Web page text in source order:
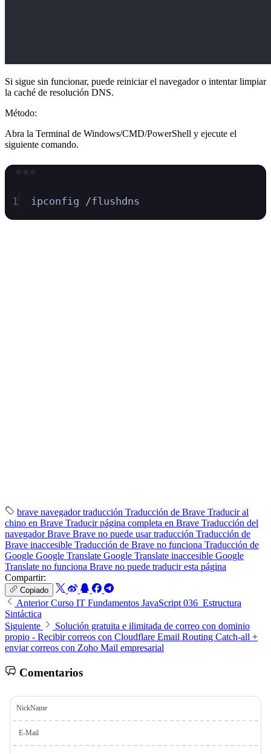
Si sigue sin funcionar, puede reiniciar el navegador o intentar limpiar
la caché de resolución DNS.
Método:
Abra la Terminal de Windows/CMD/PowerShell y ejecute el
siguiente comando.
1 ipconfig /flushdns
brave navegadortraducción Traducción de Brave Traducir al
chino en Brave Traducir página completa en Brave Traducción del
navegador Brave Brave no puede usar traducción Traducción de
Brave inaccesible Traducción de Brave no funciona Traducción de
Google Google Translate Google Translate inaccesible Google
Translate no funciona Brave no puede traducir esta página
Compartir:
Copiado
AnteriorCurso IT Fundamentos JavaScript 036_Estructura
Sintáctica
Siguiente
Solución gratuita e ilimitada de correo con dominio
propio - Recibir correos con Cloudflare Email Routing Catch-all +
enviar correos con Zoho Mail empresarial
Comentarios
NickName
E-Mail